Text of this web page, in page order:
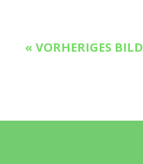
« VORHERIGES BILD